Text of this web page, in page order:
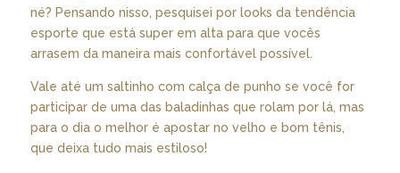
né? Pensando nisso, pesquisei por looks da tendência
esporte que está super em alta para que vocês
arrasem da maneira mais confortável possível.
Vale até um saltinho com calça de punho se você for
participar de uma das baladinhas que rolam por lá, mas
para o dia o melhor é apostar no velho e bom tênis,
que deixa tudo mais estiloso!